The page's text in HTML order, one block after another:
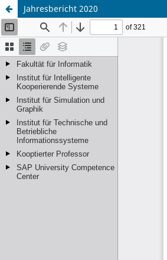
Jahresbericht 2020